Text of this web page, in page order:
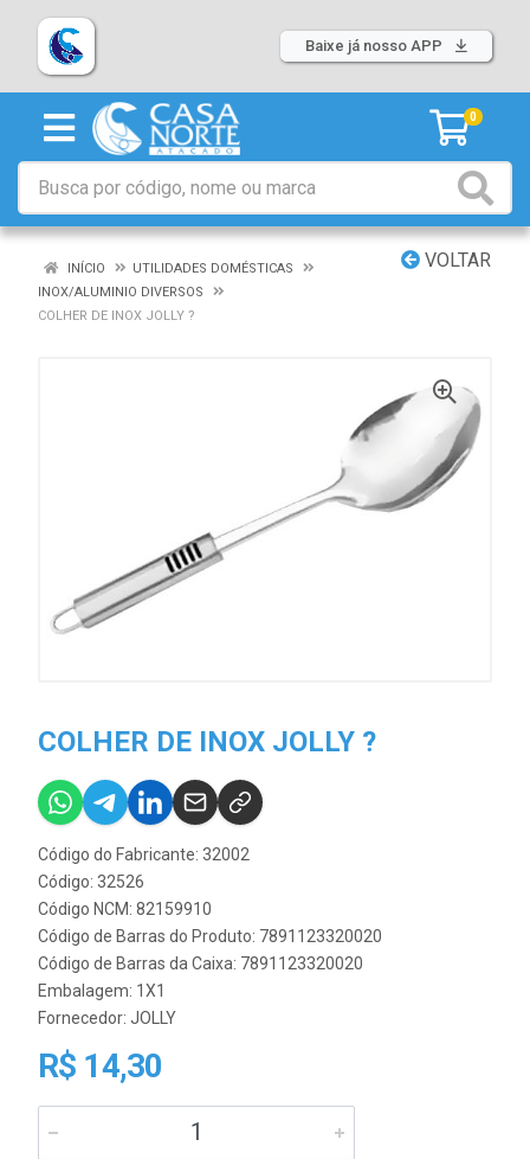
Baixe já nosso APP
0
VOLTAR
INÍCIO
UTILIDADES DOMÉSTICAS
INOX/ALUMINIO DIVERSOS
COLHER DE INOX JOLLY ?
COLHER DE INOX JOLLY ?
Código do Fabricante: 32002
Código: 32526
Código NCM: 82159910
Código de Barras do Produto: 7891123320020
Código de Barras da Caixa: 7891123320020
Embalagem: 1X1
Fornecedor: JOLLY
R$ 14,30